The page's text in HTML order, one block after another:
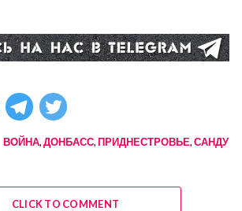
ВОЙНА, ДОНБАСС, ПРИДНЕСТРОВЬЕ, САНДУ
CLICK TO COMMENT